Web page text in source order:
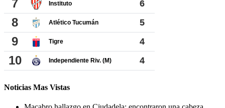
Noticias Mas Vistas